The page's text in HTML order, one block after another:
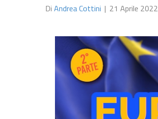
Di Andrea Cottini | 21 Aprile 2022